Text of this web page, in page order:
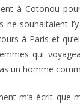
à Cotonou
souhaitaient
à Paris et
qui
un homme
m’a écrit